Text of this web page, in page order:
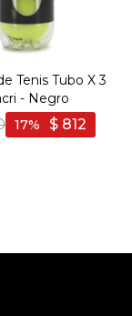
Tenis Tubo X 3
- Negro
$ 812
17